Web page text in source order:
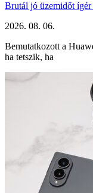
Brutál jó üzemidőt
2026. 08. 06.
Bemutatkozott a
ha tetszik, ha